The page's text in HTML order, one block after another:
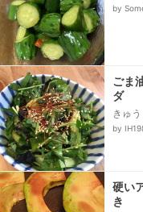
姜スラ
by
ごま
ダ
きゅ
☆にん
by
硬い
き